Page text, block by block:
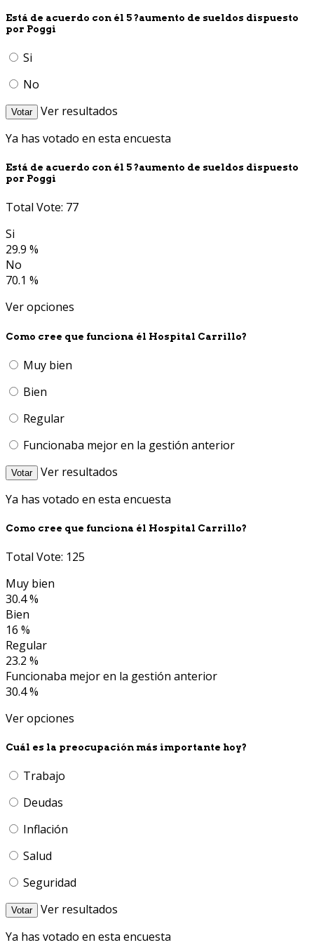
Está de acuerdo con él 5 ?aumento de sueldos dispuesto
por Poggi
Si
No
Votar
Ver resultados
Ya has votado en esta encuesta
Está de acuerdo con él 5 ?aumento de sueldos dispuesto
por Poggi
Total Vote: 77
Si
29.9 %
No
70.1 %
Ver opciones
Como cree que funciona él Hospital Carrillo?
Muy bien
Bien
Regular
Funcionaba mejor en la gestión anterior
Votar
Ver resultados
Ya has votado en esta encuesta
Como cree que funciona él Hospital Carrillo?
Total Vote: 125
Muy bien
30.4 %
Bien
16 %
Regular
23.2 %
Funcionaba mejor en la gestión anterior
30.4 %
Ver opciones
Cuál es la preocupación más importante hoy?
Trabajo
Deudas
Inflación
Salud
Seguridad
Votar
Ver resultados
Ya has votado en esta encuesta